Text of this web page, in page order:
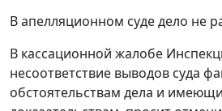
В апелляционном суде дело не
В кассационной жалобе
несоответствие выводов суда
обстоятельствам дела и